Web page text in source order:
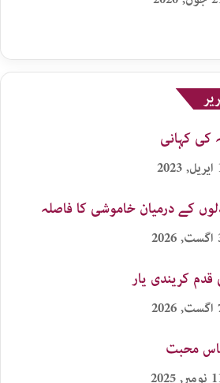
کی کہانی
کے درمیان خاموشی کا فاصلہ
قدم کریندی یار
محبت
2025